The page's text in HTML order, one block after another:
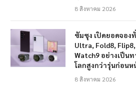
8 สิงหาคม 2026
ซัมซุง เปิดยอดจอง
Ultra, Fold8,
Watch9 อย่างเป็น
โลกสูงกว่ารุ่นก่อนห
8 สิงหาคม 2026